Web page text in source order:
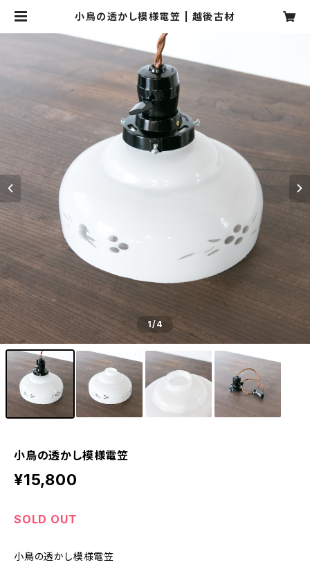
小鳥の透かし模様電笠 | 越後古材
1/4
小鳥の透かし模様電笠
¥15,800
SOLD OUT
小鳥の透かし模様電笠